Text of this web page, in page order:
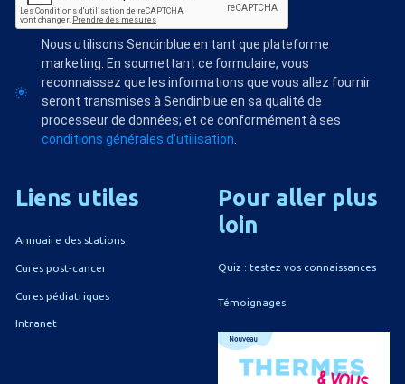
Nous utilisons Sendinblue en tant que plateforme
marketing. En soumettant ce formulaire, vous
reconnaissez que les informations que vous allez fournir
seront transmises à Sendinblue en sa qualité de
processeur de données; et ce conformément à ses
conditions générales d'utilisation.
Liens utiles
Annuaire des stations
Cures post-cancer
Cures pédiatriques
Intranet
Pour aller plus
loin
Quiz : testez vos connaissances
Témoignages